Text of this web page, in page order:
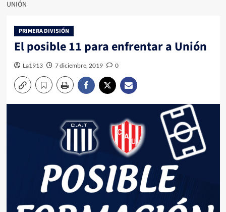
UNIÓN
PRIMERA DIVISIÓN
El posible 11 para enfrentar a Unión
La1913 7 diciembre, 2019 0